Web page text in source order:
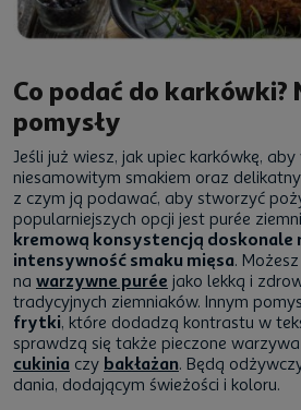
Co podać do karkówki?
pomysły
Jeśli już wiesz, jak upiec karkówkę, aby
niesamowitym smakiem oraz
z czym ją podawać, aby stworzyć
popularniejszych opcji jest purée
kremową konsystencją doskonale
intensywność smaku mięsa.
na warzywne purée jako lekką i
tradycyjnych ziemniaków. Innym
frytki, które dodadzą kontrastu w
sprawdzą się także pieczone
cukinia czy bakłażan. Będą
dania, dodającym świeżości i koloru.